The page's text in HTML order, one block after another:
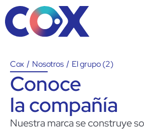
Cox / Nosotros / El grupo (2)
Conoce
la compañía
Nuestra marca se construye